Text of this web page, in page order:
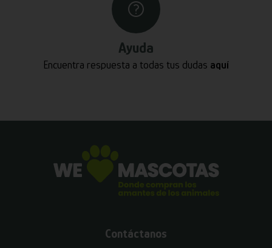
Ayuda
Encuentra respuesta a todas tus dudas aquí
Contáctanos